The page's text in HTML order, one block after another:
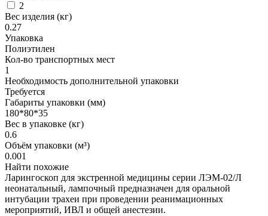
2
Вес изделия (кг)
0.27
Упаковка
Полиэтилен
Кол-во транспортных мест
1
Необходимость дополнительной упаковки
Требуется
Габариты упаковки (мм)
180*80*35
Вес в упаковке (кг)
0.6
Объём упаковки (м³)
0.001
Найти похожие
Ларингоскоп для экстренной медицины серии ЛЭМ-02/Л
неонатальный, лампочный предназначен для оральной
интубации трахеи при проведении реанимационных
мероприятий, ИВЛ и общей анестезии.